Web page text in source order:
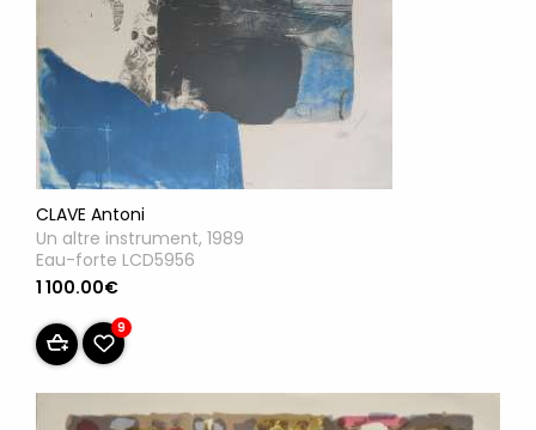
CLAVE Antoni
Un altre instrument, 1989
Eau-forte LCD5956
1 100.00€
9